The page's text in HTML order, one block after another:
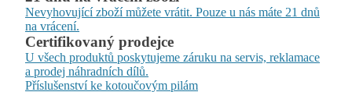
Nevyhovující zboží můžete vrátit. Pouze u nás máte 21 dnů
na vrácení.
Certifikovaný prodejce
U všech produktů poskytujeme záruku na servis, reklamace
a prodej náhradních dílů.
Příslušenství ke kotoučovým pilám